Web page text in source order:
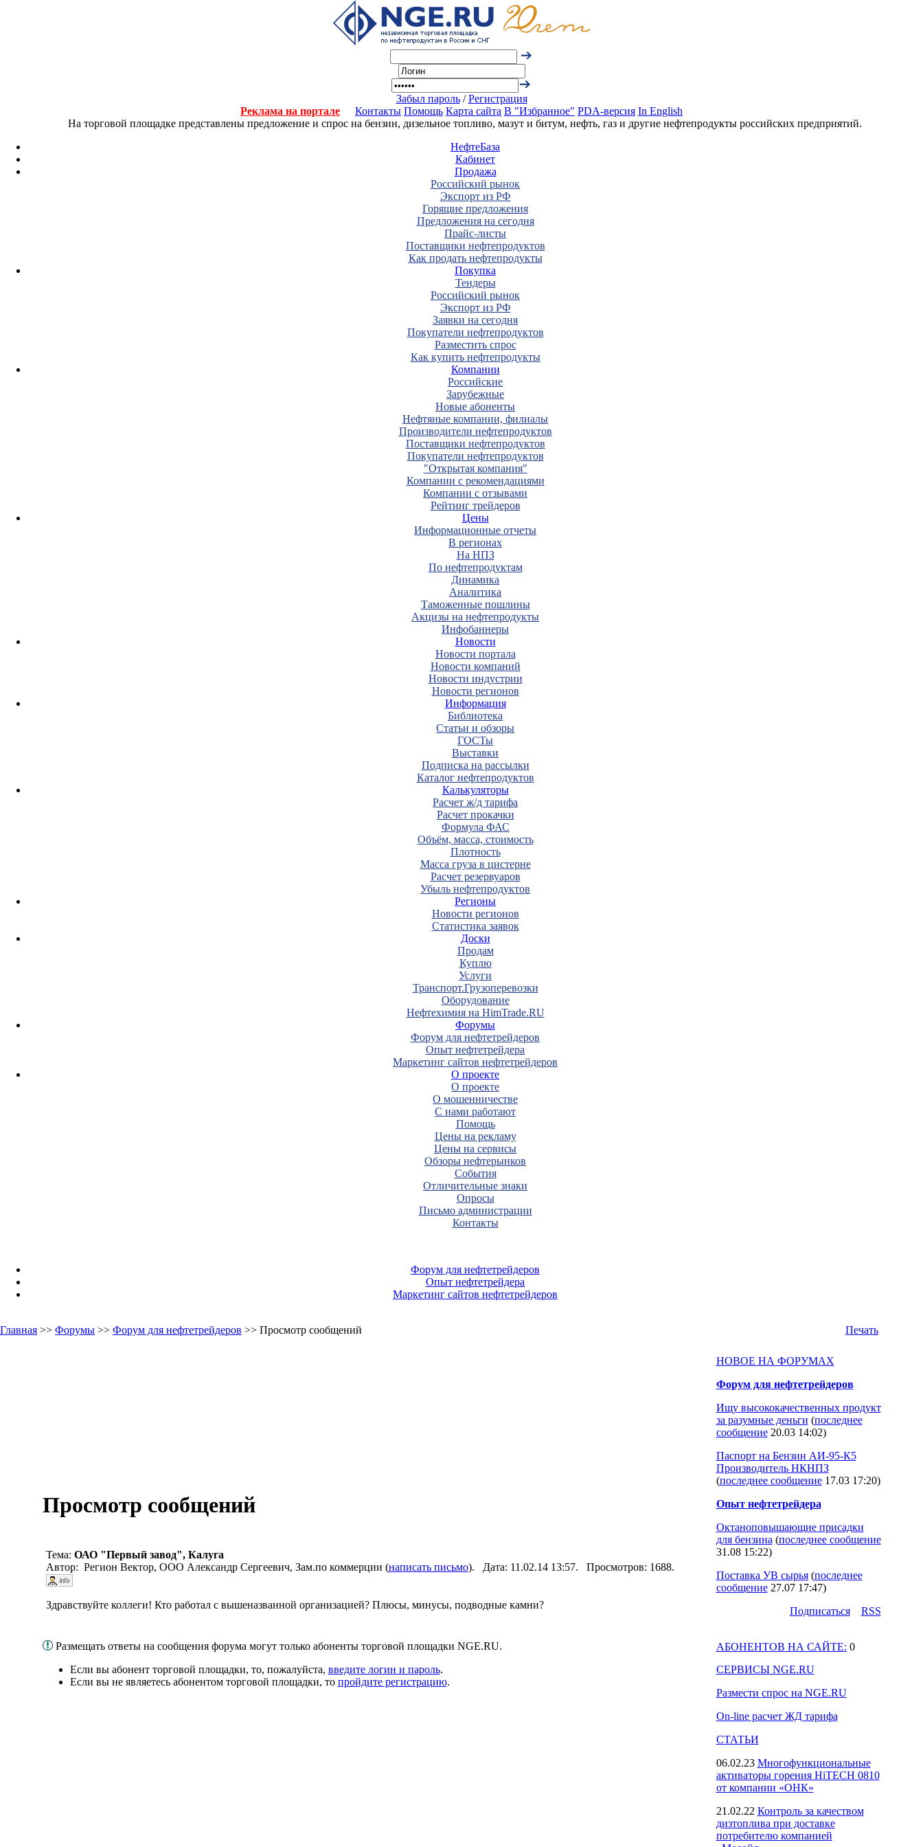
Забыл пароль/Регистрация
Реклама на портале
Контакты Помощь Карта сайта В "Избранное" PDA-версия In English
На торговой площадке представлены предложение и спрос на бензин, дизельное топливо, мазут и битум, нефть, газ и другие нефтепродукты российских предприятий.
НефтеБаза
Кабинет
Продажа
Российский рынок
Экспорт из РФ
Горящие предложения
Предложения на сегодня
Прайс-листы
Поставщики нефтепродуктов
Как продать нефтепродукты
Покупка
Тендеры
Российский рынок
Экспорт из РФ
Заявки на сегодня
Покупатели нефтепродуктов
Разместить спрос
Как купить нефтепродукты
Компании
Российские
Зарубежные
Новые абоненты
Нефтяные компании, филиалы
Производители нефтепродуктов
Поставщики нефтепродуктов
Покупатели нефтепродуктов
"Открытая компания"
Компании с рекомендациями
Компании с отзывами
Рейтинг трейдеров
Цены
Информационные отчеты
В регионах
На НПЗ
По нефтепродуктам
Динамика
Аналитика
Таможенные пошлины
Акцизы на нефтепродукты
Инфобаннеры
Новости
Новости портала
Новости компаний
Новости индустрии
Новости регионов
Информация
Библиотека
Статьи и обзоры
ГОСТы
Выставки
Подписка на рассылки
Каталог нефтепродуктов
Калькуляторы
Расчет ж/д тарифа
Расчет прокачки
Формула ФАС
Объём, масса, стоимость
Плотность
Масса груза в цистерне
Расчет резервуаров
Убыль нефтепродуктов
Регионы
Новости регионов
Статистика заявок
Доски
Продам
Куплю
Услуги
Транспорт.Грузоперевозки
Оборудование
Нефтехимия на HimTrade.RU
Форумы
Форум для нефтетрейдеров
Опыт нефтетрейдера
Маркетинг сайтов нефтетрейдеров
О проекте
О проекте
О мошенничестве
С нами работают
Помощь
Цены на рекламу
Цены на сервисы
Обзоры нефтерынков
События
Отличительные знаки
Опросы
Письмо администрации
Контакты
Форум для нефтетрейдеров
Опыт нефтетрейдера
Маркетинг сайтов нефтетрейдеров
Главная >> Форумы >> Форум для нефтетрейдеров >> Просмотр сообщений Печать
Просмотр сообщений
Тема: ОАО "Первый завод", Калуга
Автор: Регион Вектор, ООО Александр Сергеевич, Зам.по коммерции (написать письмо). Дата: 11.02.14 13:57. Просмотров: 1688.
Здравствуйте коллеги! Кто работал с вышеназванной организацией? Плюсы, минусы, подводные камни?
Размещать ответы на сообщения форума могут только абоненты торговой площадки NGE.RU.
Если вы абонент торговой площадки, то, пожалуйста, введите логин и пароль.
Если вы не являетесь абонентом торговой площадки, то пройдите регистрацию.
НОВОЕ НА ФОРУМАХ
Форум для нефтетрейдеров
Ищу высококачественных продукт
за разумные деньги (последнее
сообщение 20.03 14:02)
Паспорт на Бензин АИ-95-К5
Производитель НКНПЗ
(последнее сообщение 17.03 17:20)
Опыт нефтетрейдера
Октаноповышающие присадки
для бензина (последнее сообщение
31.08 15:22)
Поставка УВ сырья(последнее
сообщение 27.07 17:47)
Подпиcаться
RSS
АБОНЕНТОВ НА САЙТЕ: 0
СЕРВИСЫ NGE.RU
Размести спрос на NGE.RU
On-line расчет ЖД тарифа
СТАТЬИ
06.02.23 Многофункциональные
активаторы горения HiTECH 0810
от компании «ОНК»
21.02.22 Контроль за качеством
дизтоплива при доставке
потребителю компанией